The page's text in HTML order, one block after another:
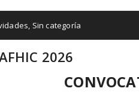
, Sin categoría
2026